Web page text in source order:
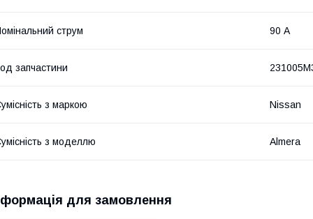
струм 90 А
запчастини
з маркою Nissan
з моделлю Almera
для замовлення